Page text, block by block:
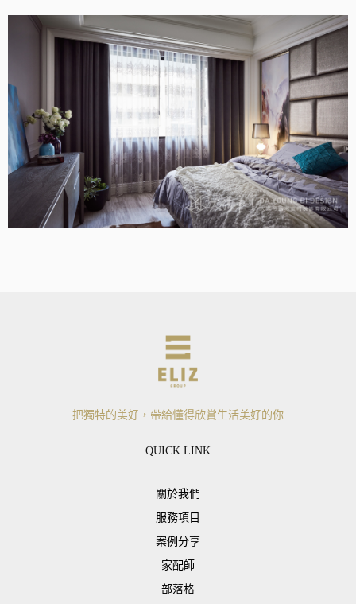
把獨特的美好，帶給懂得欣賞生活美好的你
QUICK LINK
關於我們
服務項目
案例分享
家配師
部落格